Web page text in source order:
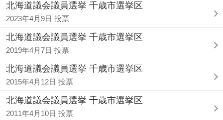
北海道議会議員選挙 千歳市選挙区
2023年4月9日 投票
北海道議会議員選挙 千歳市選挙区
2019年4月7日 投票
北海道議会議員選挙 千歳市選挙区
2015年4月12日 投票
北海道議会議員選挙 千歳市選挙区
2011年4月10日 投票